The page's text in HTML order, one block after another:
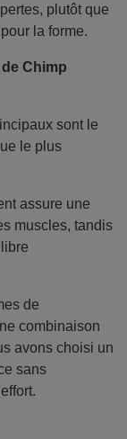
plutôt que
la forme.
Chimp
sont le
le plus
assure une
muscles, tandis
de
combinaison
avons choisi un
sans